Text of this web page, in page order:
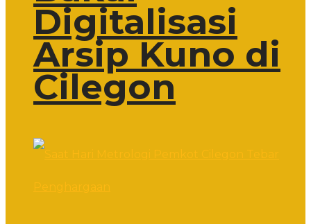
Digitalisasi
Arsip Kuno di
Cilegon